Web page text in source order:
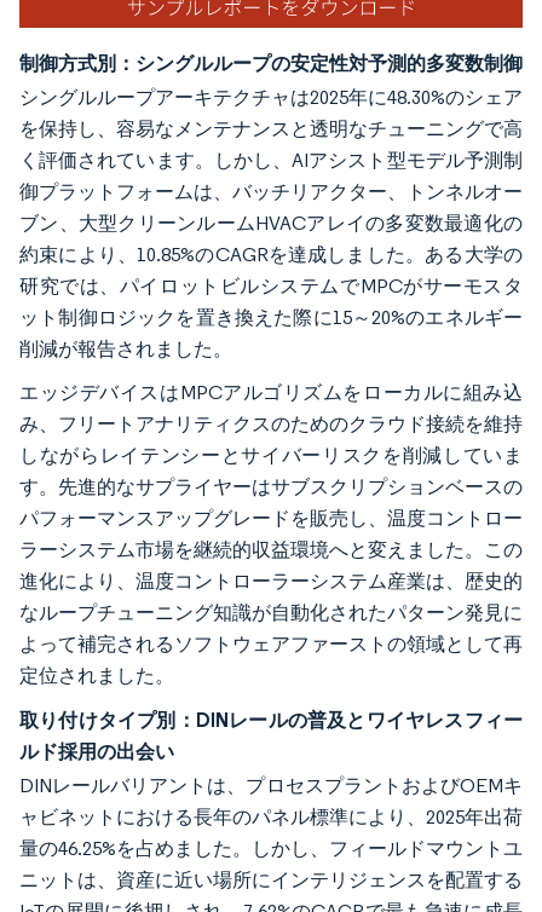
制御方式別：シングルループの安定性対予測的多変数制御
シングルループアーキテクチャは2025年に48.30%のシェア
を保持し、容易なメンテナンスと透明なチューニングで高
く評価されています。しかし、AIアシスト型モデル予測制
御プラットフォームは、バッチリアクター、トンネルオー
ブン、大型クリーンルームHVACアレイの多変数最適化の
約束により、10.85%のCAGRを達成しました。ある大学の
研究では、パイロットビルシステムでMPCがサーモスタ
ット制御ロジックを置き換えた際に15～20%のエネルギー
削減が報告されました。
エッジデバイスはMPCアルゴリズムをローカルに組み込
み、フリートアナリティクスのためのクラウド接続を維持
しながらレイテンシーとサイバーリスクを削減していま
す。先進的なサプライヤーはサブスクリプションベースの
パフォーマンスアップグレードを販売し、温度コントロー
ラーシステム市場を継続的収益環境へと変えました。この
進化により、温度コントローラーシステム産業は、歴史的
なループチューニング知識が自動化されたパターン発見に
よって補完されるソフトウェアファーストの領域として再
定位されました。
取り付けタイプ別：DINレールの普及とワイヤレスフィー
ルド採用の出会い
DINレールバリアントは、プロセスプラントおよびOEMキ
ャビネットにおける長年のパネル標準により、2025年出荷
量の46.25%を占めました。しかし、フィールドマウントユ
ニットは、資産に近い場所にインテリジェンスを配置する